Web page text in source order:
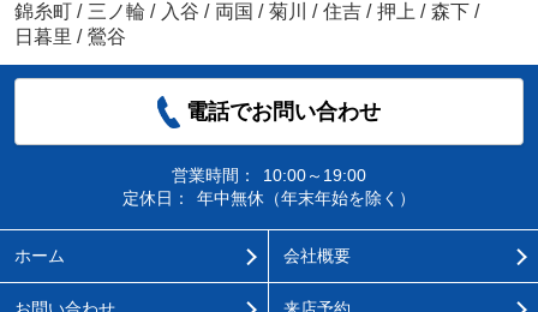
錦糸町 / 三ノ輪 / 入谷 / 両国 / 菊川 / 住吉 / 押上 / 森下 /
日暮里 / 鶯谷
電話でお問い合わせ
営業時間：
10:00～19:00
定休日：
年中無休（年末年始を除く）
ホーム 会社概要